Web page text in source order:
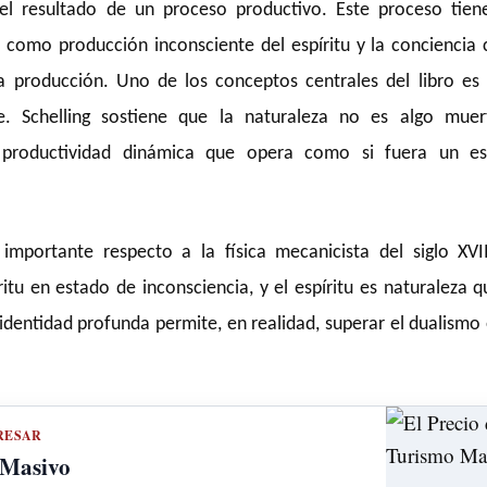
resultado de un proceso productivo. Este proceso
como producción inconsciente del espíritu y la conciencia
producción. Uno de los conceptos centrales del libro es
Schelling sostiene que la naturaleza no es algo
dinámica que opera como si fuera un
respecto a la física mecanicista del siglo
en estado de inconsciencia, y el espíritu es naturaleza
profunda permite, en realidad, superar el dualismo